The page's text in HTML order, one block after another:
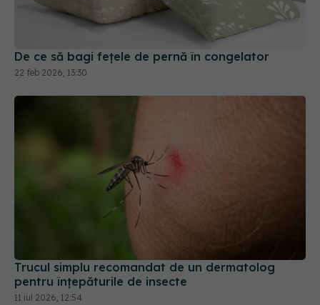
De ce să bagi fețele de pernă în congelator
Trucul simplu recomandat de un dermatolog
pentru înțepăturile de insecte
11 iul 2026, 12:54